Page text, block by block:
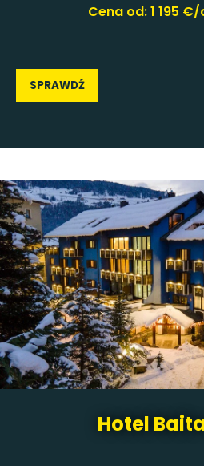
Cena od: 1 195
SPRAWDŹ
Hotel